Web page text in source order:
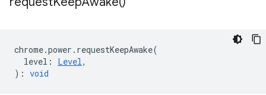
chrome.power . requestKeepAwake(
level : Level,
) : void